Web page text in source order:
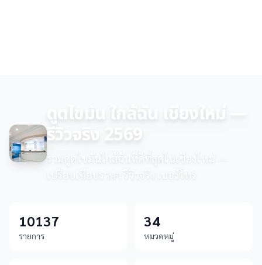
ดูดไขมัน ใกล้ฉัน เชียงใหม่ —
รีวิวจริง 2569
รวมดูดไขมันใกล้ฉันที่ดีที่สุดในเชียงใหม่ —
เปรียบเทียบราคา รีวิวจริง เบอร์โทร
10137
รายการ
34
หมวดหมู่